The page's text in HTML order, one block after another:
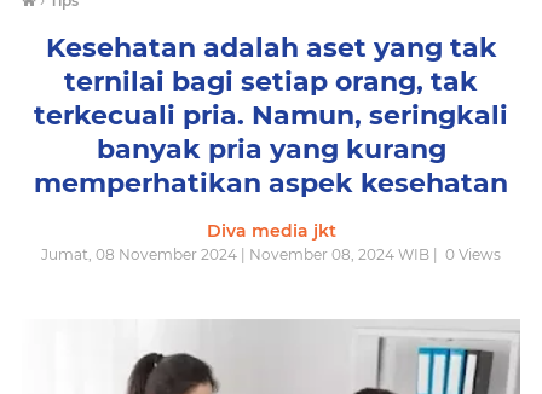
Kesehatan adalah aset yang tak
ternilai bagi setiap orang, tak
terkecuali pria. Namun, seringkali
banyak pria yang kurang
memperhatikan aspek kesehatan
Diva media jkt
Jumat, 08 November 2024 | November 08, 2024 WIB | 0 Views